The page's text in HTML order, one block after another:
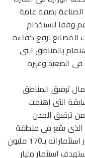
بصفة عامة
وفقا لاستخدام
المصانع لرفع كفاءة
بالمناطق التى
الصعيد وغيره
ترفيق المناطق
التى اهتمت
من ترفيق المدن
يقع فى منطقة
غير مكتملة الترفيق ببنى سويف الذى تقدر استثماراته بـ170 مليون
استثمار مليار